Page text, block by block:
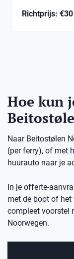
Richtprijs:
Hoe kun
Naar Beitostølen
(per ferry), of met
huurauto naar je
In je offerte-
met de boot of
compleet voorstel
Noorwegen.